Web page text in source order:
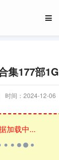
集177部1G
时间：2024-12-06
加载中...